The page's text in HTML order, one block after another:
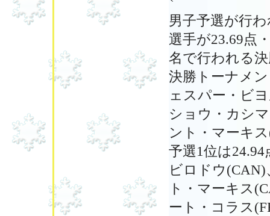
男子予選が行
選手が23.69点
名で行われる
決勝トーナメン
ェスパー・ビ
ショウ・カシ
ント・マーキ
予選1位は24.94
ビロドウ(CAN)
ト・マーキス
ート・コラス